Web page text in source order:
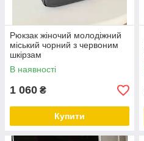
Рюкзак жіночий молодіжний
міський чорний з червоним
шкірзам
В наявності
1 060 ₴
Купити